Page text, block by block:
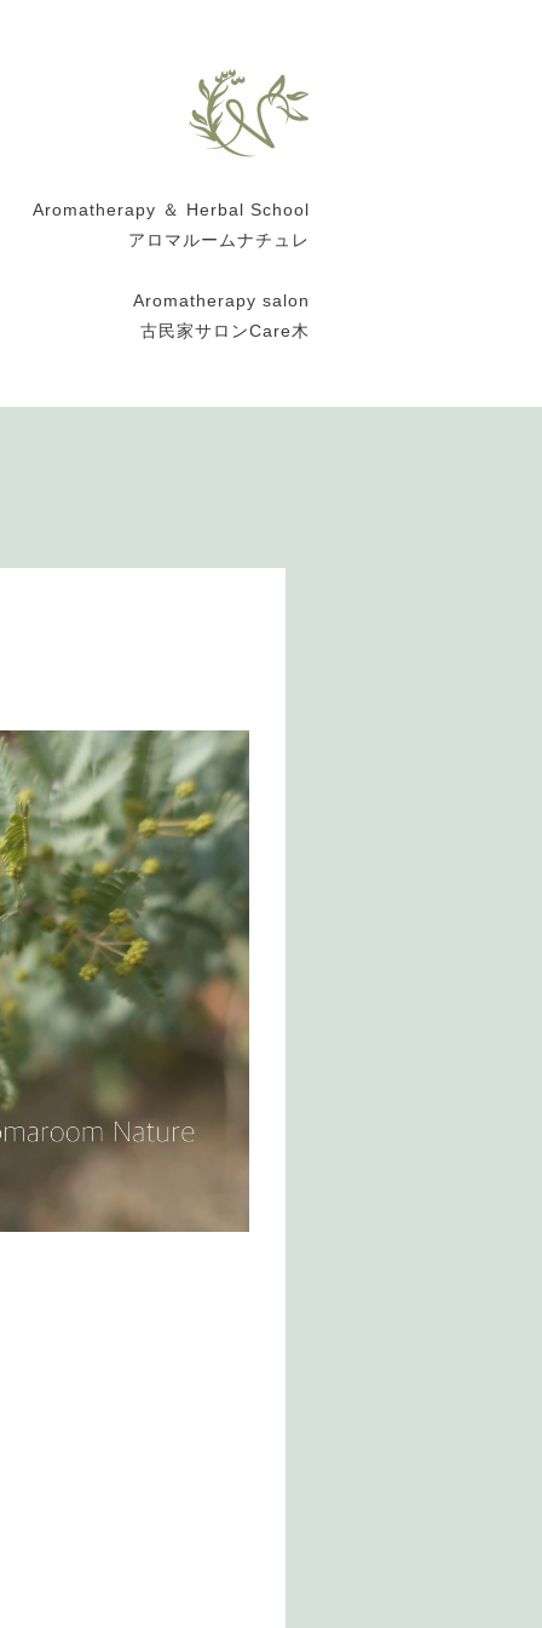
Aromatherapy ＆ Herbal School
アロマルームナチュレ
Aromatherapy salon
古民家サロンCare木